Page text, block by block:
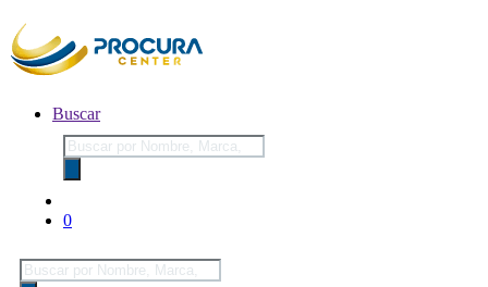
Buscar
Búsqueda
de
productos
0
Búsqueda